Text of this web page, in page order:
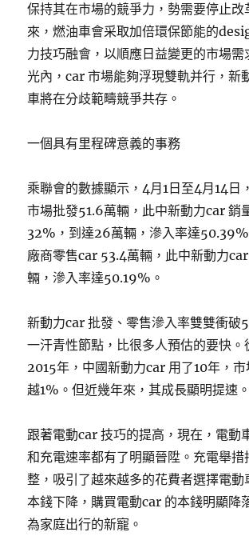
保持其在市場的競爭力，勢需要停止改
來，燃油車會采取加倍環保節能的
力技巧融會，以順應日益變更的市場需
光內，car 市場能夠浮現雙軌并行，新
車將在分歧範疇競爭共存。
一個具有里程碑意義的事務
乘聯會的數據顯示，4月1日至4月14日
市場批發51.6萬輛，此中新動力car 銷
32%，到達26萬輛，滲入率達
廠商零售car 53.4萬輛，此中新動力
輛，滲入率達50.19%。
新動力car 批發、零售滲入率雙雙衝破
一汗青性節點，比很多人預估的要快。
2015年，中國新動力car 用了10年，
越1%。但近幾年來，其成長顯明提速。
跟著電動car 技巧的提高，現在，電動
和充電速率都有了明顯晉陞。充電舉措
整，吸引了越來越多的花費者選擇電動
本錢下降，購買電動car 的本錢明顯降
為家庭出行的新寵。